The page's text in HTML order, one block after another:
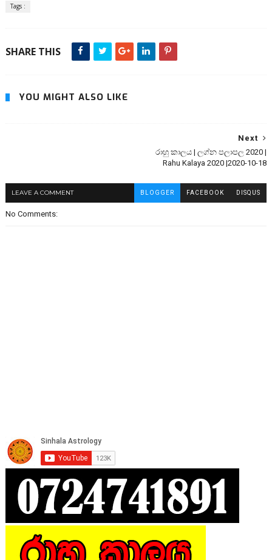
Tags :
SHARE THIS
YOU MIGHT ALSO LIKE
Next
රාහු කාලය | ලග්න පලාපල 2020 |
Rahu Kalaya 2020 |2020-10-18
LEAVE A COMMENT BLOGGER FACEBOOK DISQUS
No Comments: